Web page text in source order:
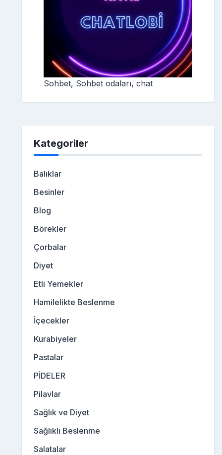
Sohbet, Sohbet odaları, chat
Kategoriler
Balıklar
Besinler
Blog
Börekler
Çorbalar
Diyet
Etli Yemekler
Hamilelikte Beslenme
İçecekler
Kurabiyeler
Pastalar
PİDELER
Pilavlar
Sağlık ve Diyet
Sağlıklı Beslenme
Salatalar